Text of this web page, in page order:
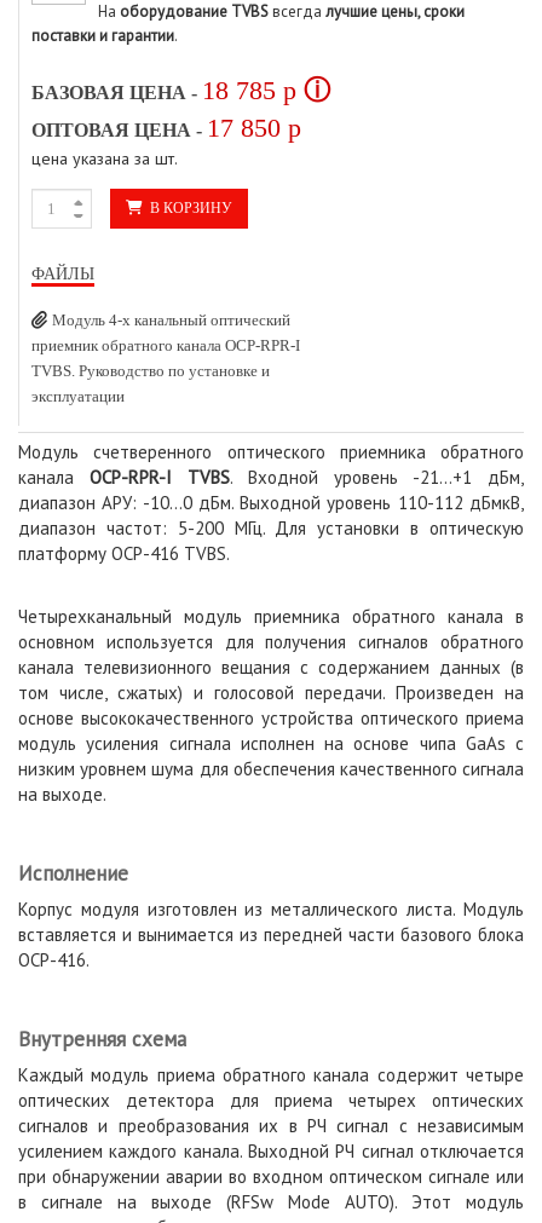
На оборудование TVBSвсегда лучшие цены, сроки
поставки и гарантии.
БАЗОВАЯ ЦЕНА - 18 785 p ⓘ
ОПТОВАЯ ЦЕНА - 17 850 p
цена указана за шт.
В КОРЗИНУ
ФАЙЛЫ
Модуль 4-х канальный оптический
приемник обратного канала OCP-RPR-I
TVBS. Руководство по установке и
эксплуатации
Модуль счетверенного оптического приемника обратного
канала OCP-RPR-I TVBS. Входной уровень -21...+1 дБм,
диапазон АРУ: -10...0 дБм. Выходной уровень 110-112 дБмкВ,
диапазон частот: 5-200 МГц. Для установки в оптическую
платформу OCP-416 TVBS.
Четырехканальный модуль приемника обратного канала в
основном используется для получения сигналов обратного
канала телевизионного вещания с содержанием данных (в
том числе, сжатых) и голосовой передачи. Произведен на
основе высококачественного устройства оптического приема
модуль усиления сигнала исполнен на основе чипа GaAs с
низким уровнем шума для обеспечения качественного сигнала
на выходе.
Исполнение
Корпус модуля изготовлен из металлического листа. Модуль
вставляется и вынимается из передней части базового блока
OCP-416.
Внутренняя схема
Каждый модуль приема обратного канала содержит четыре
оптических детектора для приема четырех оптических
сигналов и преобразования их в РЧ сигнал с независимым
усилением каждого канала. Выходной РЧ сигнал отключается
при обнаружении аварии во входном оптическом сигнале или
в сигнале на выходе (RFSw Mode AUTO). Этот модуль